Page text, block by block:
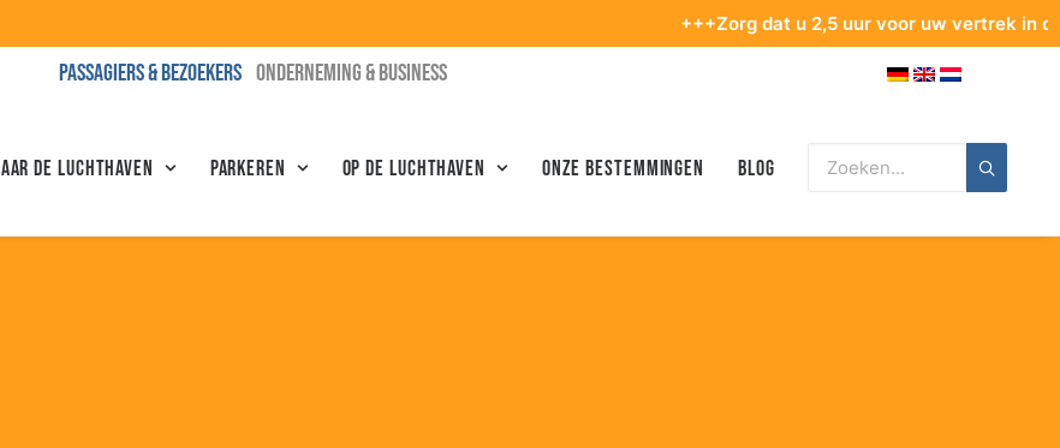
+++Zorg dat u 2,5 uur voor uw vertrek in de terminal
PASSAGIERS & BEZOEKERS ONDERNEMING & BUSINESS
DE LUCHTHAVEN Parkeren Op de luchthaven Onze bestemmingen Blog